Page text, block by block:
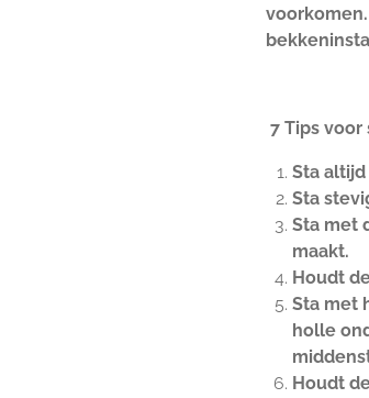
7 Tips
Sta
Sta
Sta met
maakt.
Houdt
Sta met
holle
Houdt